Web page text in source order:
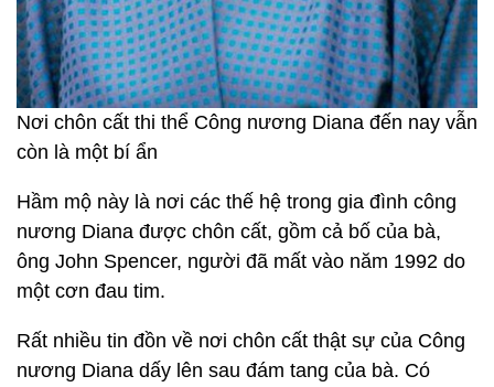
Nơi chôn cất thi thể Công nương Diana đến nay vẫn
còn là một bí ẩn
Hầm mộ này là nơi các thế hệ trong gia đình công
nương Diana được chôn cất, gồm cả bố của bà,
ông John Spencer, người đã mất vào năm 1992 do
một cơn đau tim.
Rất nhiều tin đồn về nơi chôn cất thật sự của Công
nương Diana dấy lên sau đám tang của bà. Có